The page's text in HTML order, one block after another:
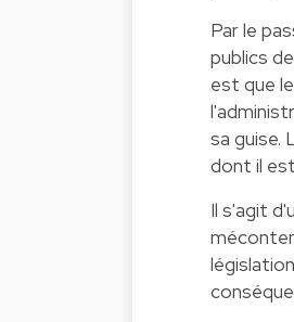
Par le
publics
est que
sa guise.
dont il
Il s'agit